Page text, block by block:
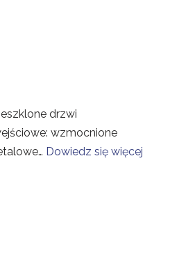
drzwi
wzmocnione
Dowiedz się więcej